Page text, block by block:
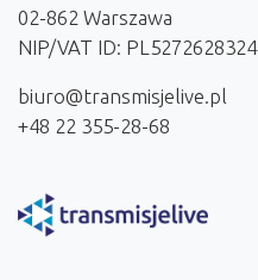
02-862 Warszawa
NIP/VAT ID: PL5272628324
biuro@transmisjelive.pl
+48 22 355-28-68